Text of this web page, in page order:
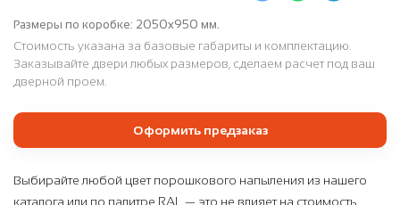
Размеры по коробке: 2050x950 мм.
Стоимость указана за базовые габариты и комплектацию.
Заказывайте двери любых размеров, сделаем расчет под ваш
дверной проем.
Оформить предзаказ
Выбирайте любой цвет порошкового напыления из нашего
каталога или по палитре RAL — это не влияет на стоимость